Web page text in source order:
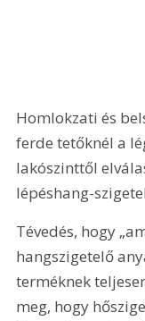
Homlokzati és
ferde tetőknél a
lakószinttől
lépéshang-
Tévedés, hogy
hangszigetelő
terméknek
meg, hogy